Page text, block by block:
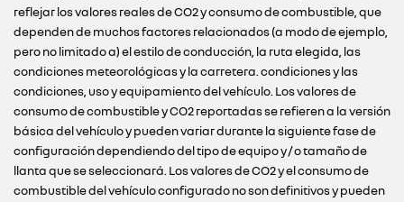
reflejar los valores reales de CO2 y consumo de combustible, que
dependen de muchos factores relacionados (a modo de ejemplo,
pero no limitado a) el estilo de conducción, la ruta elegida, las
condiciones meteorológicas y la carretera. condiciones y las
condiciones, uso y equipamiento del vehículo. Los valores de
consumo de combustible y CO2 reportadas se refieren a la versión
básica del vehículo y pueden variar durante la siguiente fase de
configuración dependiendo del tipo de equipo y / o tamaño de
llanta que se seleccionará. Los valores de CO2 y el consumo de
combustible del vehículo configurado no son definitivos y pueden